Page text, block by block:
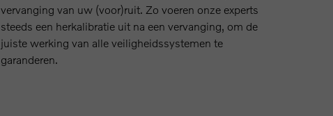
vervanging van uw (voor)ruit. Zo voeren onze experts
steeds een herkalibratie uit na een vervanging, om de
juiste werking van alle veiligheidssystemen te
garanderen.